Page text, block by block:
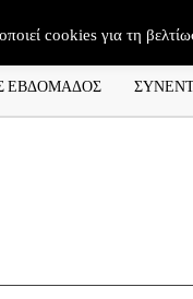
ΕΒΔΟΜΑΔΟΣ
cookies για τη